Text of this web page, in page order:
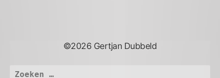
©2026 Gertjan Dubbeld
Zoeken